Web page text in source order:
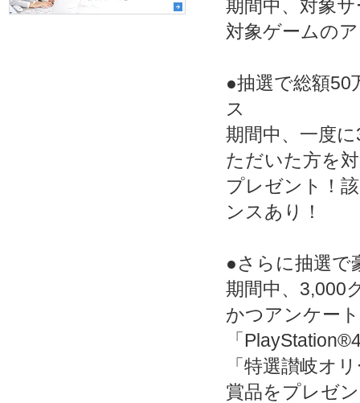
期間中、対象
対象ゲームの
●抽選で総額
ス
期間中、一度
ただいた方を
プレゼント！
ンスあり！
●さらに抽選で
期間中、3,000
かつアンケー
「
「特選讃岐オ
賞品をプレゼ